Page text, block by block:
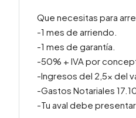
Que necesitas para
-1 mes de arriendo.
-1 mes de garantía.
-50% + IVA por
-Ingresos del 2,5x del
-Gastos Notariales
-Tu aval debe